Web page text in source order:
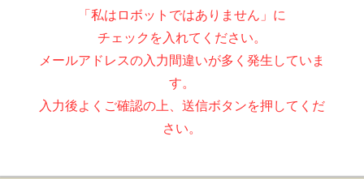
「私はロボットではありません」に
チェックを入れてください。
メールアドレスの入力間違いが多く発生していま
す。
入力後よくご確認の上、送信ボタンを押してくだ
さい。